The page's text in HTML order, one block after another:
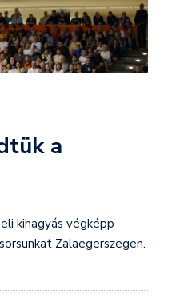
a
kihagyás végképp
Zalaegerszegen.